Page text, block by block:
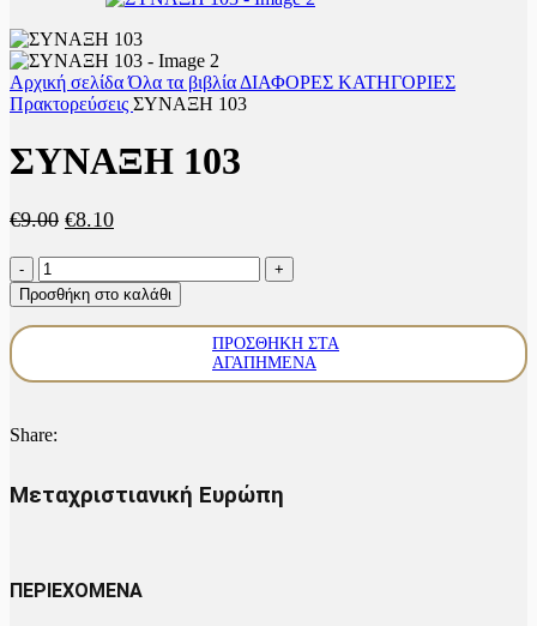
Αρχική σελίδαΌλα τα βιβλία ΔΙΑΦΟΡΕΣ ΚΑΤΗΓΟΡΙΕΣ
Πρακτoρεύσεις ΣΥΝΑΞΗ 103
ΣΥΝΑΞΗ 103
€9.00 Original
€9.00.
€8.10Η
είναι:
€8.10.
ΣΥΝΑΞΗ
103
ποσότητα
Προσθήκη στο καλάθι
ΠΡΟΣΘΉΚΗ ΣΤΑ
ΑΓΑΠΗΜΈΝΑ
Share:
Μεταχριστιανική Ευρώπη
ΠΕΡΙΕΧΟΜΕΝΑ